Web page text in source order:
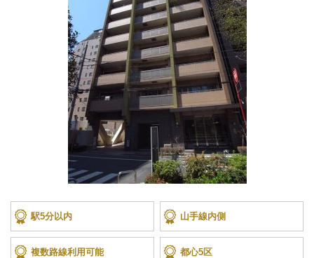
駅5分以内 山手線内側
複数路線利用可能 都心5区